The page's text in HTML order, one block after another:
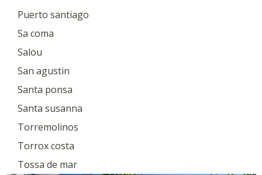
Puerto santiago
Sa coma
Salou
San agustin
Santa ponsa
Santa susanna
Torremolinos
Torrox costa
Tossa de mar